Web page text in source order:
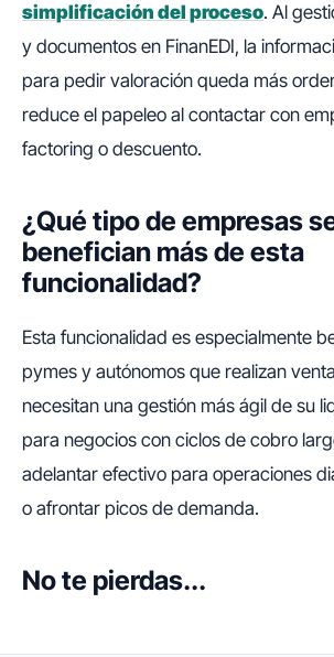
simplificación del proceso. Al
y documentos en FinanEDI, la
para pedir valoración queda más
reduce el papeleo al contactar con
factoring o descuento.
¿Qué tipo de empresas
benefician más de esta
funcionalidad?
Esta funcionalidad es especialmente
pymes y autónomos que realizan
necesitan una gestión más ágil de su
para negocios con ciclos de cobro
adelantar efectivo para operaciones
o afrontar picos de demanda.
No te pierdas...